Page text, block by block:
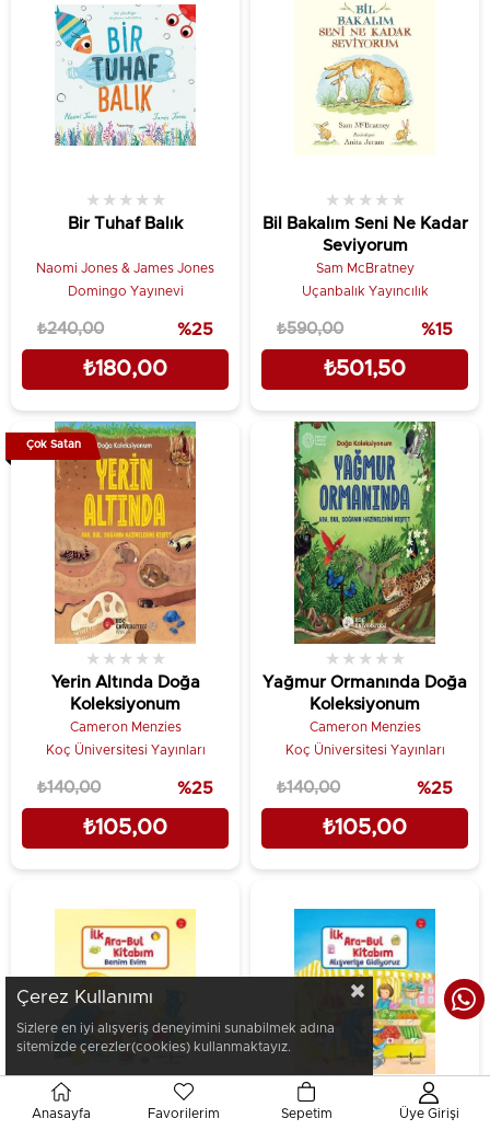
Bir Tuhaf Balık
★ ★ ★ ★ ★
Naomi Jones & James Jones
Domingo Yayınevi
₺180,00
₺240,00 %25
Bil Bakalım Seni Ne Kadar
Seviyorum
★ ★ ★ ★ ★
Sam McBratney
Uçanbalık Yayıncılık
₺501,50
₺590,00 %15
Yerin Altında Doğa
Koleksiyonum
★ ★ ★ ★ ★
Cameron Menzies
Koç Üniversitesi Yayınları
₺105,00
₺140,00 %25
Çok Satan
Yağmur Ormanında Doğa
Koleksiyonum
★ ★ ★ ★ ★
Cameron Menzies
Koç Üniversitesi Yayınları
₺105,00
₺140,00 %25
★ ★★ ★ ★
Çerez Kullanımı
Sizlere en iyi alışveriş deneyimini sunabilmek adına
sitemizde çerezler(cookies) kullanmaktayız.
Anasayfa Favorilerim Sepetim Üye Girişi